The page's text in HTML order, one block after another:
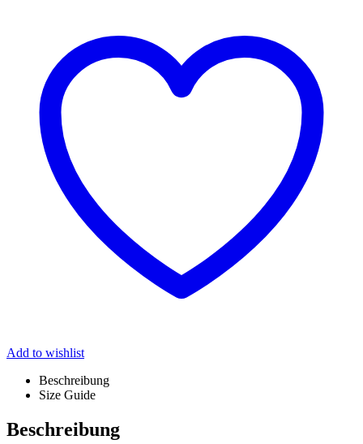
Add to wishlist
Beschreibung
Size Guide
Beschreibung